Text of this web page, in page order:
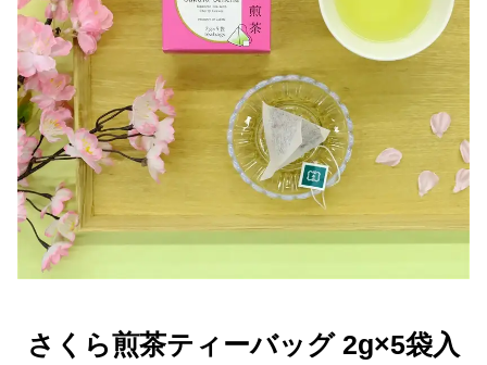
さくら煎茶ティーバッグ 2g×5袋入